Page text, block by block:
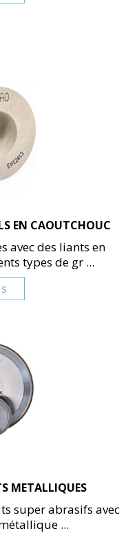
EN CAOUTCHOUC
avec des liants en
types de gr ...
METALLIQUES
super abrasifs avec
...